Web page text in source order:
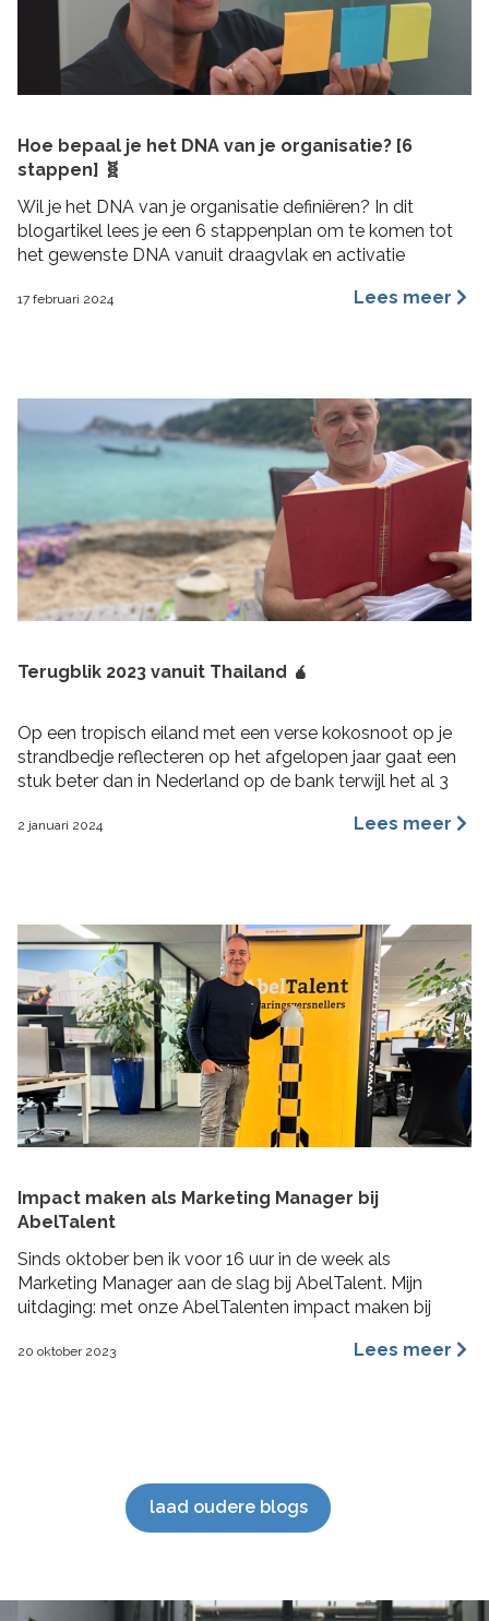
Hoe bepaal je het DNA van je organisatie? [6
stappen] 🧬
Wil je het DNA van je organisatie definiëren? In dit
blogartikel lees je een 6 stappenplan om te komen tot
het gewenste DNA vanuit draagvlak en activatie
17 februari 2024 Lees meer
Terugblik 2023 vanuit Thailand 🧉
Op een tropisch eiland met een verse kokosnoot op je
strandbedje reflecteren op het afgelopen jaar gaat een
stuk beter dan in Nederland op de bank terwijl het al 3
fijn jaar aan rijke ervaringen, nieuwe inzichten, verbinding
2 januari 2024 Lees meer
Impact maken als Marketing Manager bij
AbelTalent
Sinds oktober ben ik voor 16 uur in de week als
Marketing Manager aan de slag bij AbelTalent. Mijn
uitdaging: met onze AbelTalenten impact maken bij
voornamelijk bezig houden met branding, content
20 oktober 2023 Lees meer
laad oudere blogs